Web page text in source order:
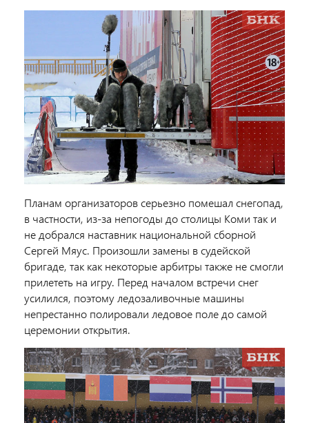
Планам организаторов серьезно помешал снегопад,
в частности, из-за непогоды до столицы Коми так и
не добрался наставник национальной сборной
Сергей Мяус. Произошли замены в судейской
бригаде, так как некоторые арбитры также не смогли
прилететь на игру. Перед началом встречи снег
усилился, поэтому ледозаливочные машины
непрестанно полировали ледовое поле до самой
церемонии открытия.